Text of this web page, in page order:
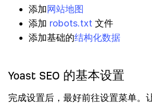
添加网站地图
添加 robots.txt 文件
添加基础的结构化数据
Yoast SEO 的基本设置
完成设置后，最好前往设置菜单。